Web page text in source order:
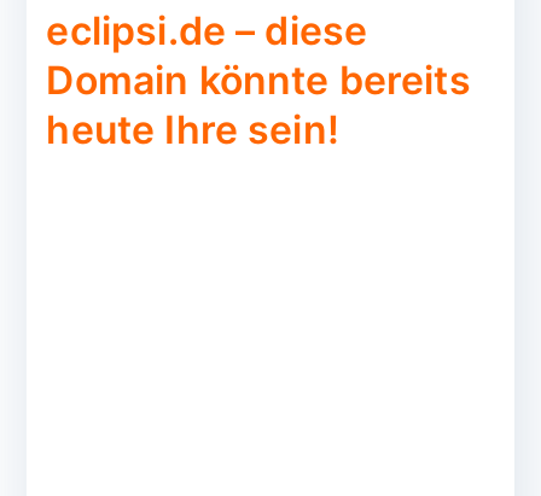
eclipsi.de – diese
Domain könnte bereits
heute Ihre sein!